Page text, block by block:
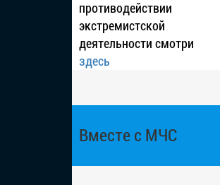
противодействии
экстремистской
деятельности смотри
здесь
Вместе с МЧС